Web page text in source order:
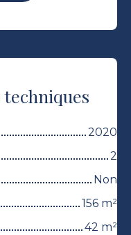
techniques
2020
2
Non
156 m²
42 m²